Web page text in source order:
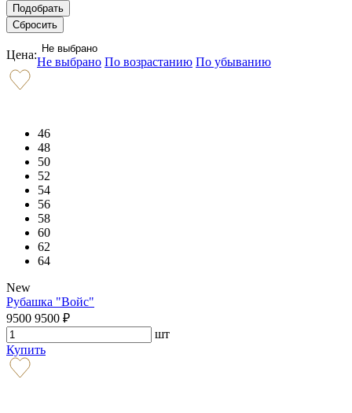
Цена: Не выбрано
Не выбрано По возрастанию По убыванию
46
48
50
52
54
56
58
60
62
64
New
Рубашка "Войс"
9500 9500 ₽
шт
Купить